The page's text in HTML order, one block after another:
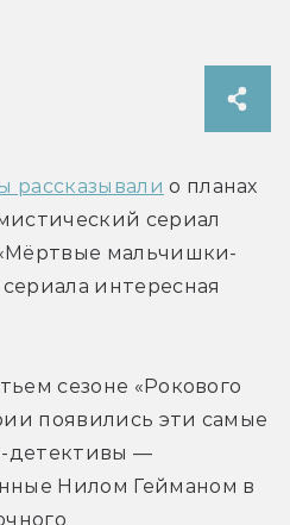
рассказывали о планах
сериал
мальчишки-
интересная
сезоне «Рокового
появились эти самые
детективы —
Нилом Гейманом в